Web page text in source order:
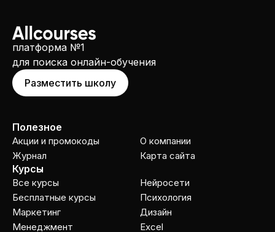
платформа №1
для поиска онлайн-обучения
Разместить школу
Полезное
Акции и промокоды
Журнал
О компании
Карта сайта
Курсы
Все курсы
Бесплатные курсы
Маркетинг
Менеджмент
Нейросети
Психология
Дизайн
Excel